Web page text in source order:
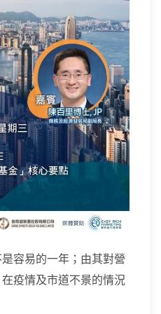
容易的一年；由其對營
疫情及市道不景的情況